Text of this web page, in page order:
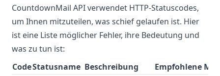
CountdownMail API verwendet HTTP-Statuscodes,
um Ihnen mitzuteilen, was schief gelaufen ist. Hier
ist eine Liste möglicher Fehler, ihre Bedeutung und
was zu tun ist:
CodeStatusname Beschreibung Empfohlene